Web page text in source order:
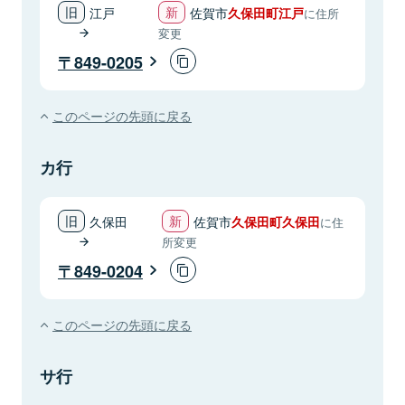
江戸 佐賀市久保田町江戸に住所
変更
849-0205
このページの先頭に戻る
カ行
久保田 佐賀市久保田町久保田に住
所変更
849-0204
このページの先頭に戻る
サ行